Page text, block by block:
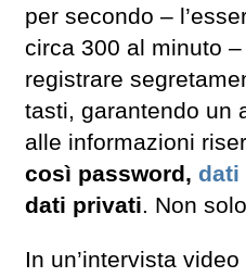
per secondo –
circa 300 al minuto
registrare
tasti, garantendo un
alle informazioni
così password, dati
dati privati. Non
In un’intervista video